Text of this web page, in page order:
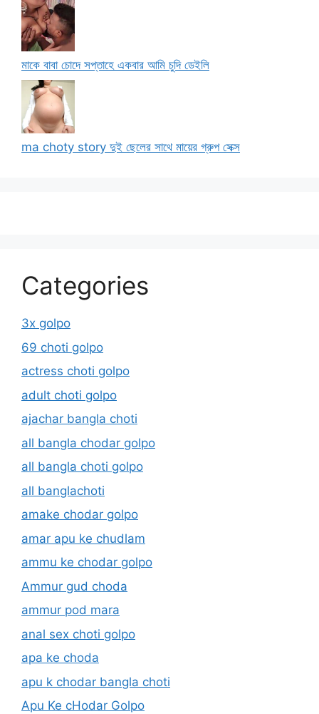
মাকে বাবা চোদে সপ্তাহে একবার আমি চুদি ডেইলি
ma choty story দুই ছেলের সাথে মায়ের গ্রুপ সেক্স
Categories
3x golpo
69 choti golpo
actress choti golpo
adult choti golpo
ajachar bangla choti
all bangla chodar golpo
all bangla choti golpo
all banglachoti
amake chodar golpo
amar apu ke chudlam
ammu ke chodar golpo
Ammur gud choda
ammur pod mara
anal sex choti golpo
apa ke choda
apu k chodar bangla choti
Apu Ke cHodar Golpo